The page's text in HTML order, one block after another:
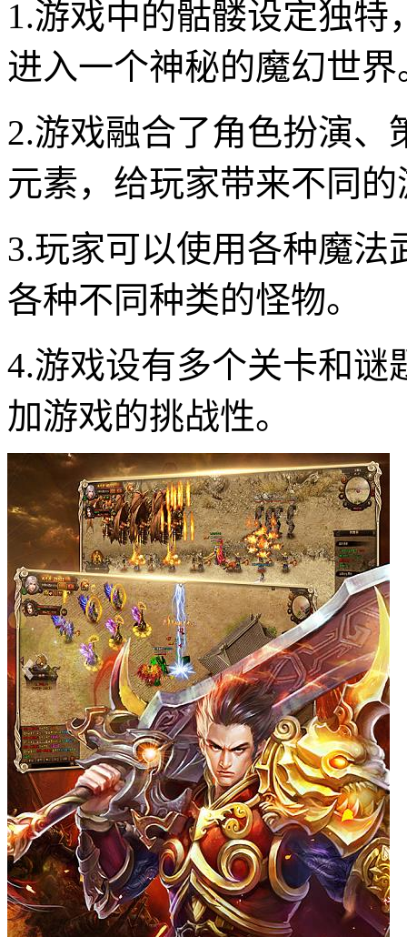
1.游戏中的骷髅设定独
进入一个神秘的魔幻世界
2.游戏融合了角色扮演
元素，给玩家带来不同
3.玩家可以使用各种魔
各种不同种类的怪物。
4.游戏设有多个关卡和谜
加游戏的挑战性。